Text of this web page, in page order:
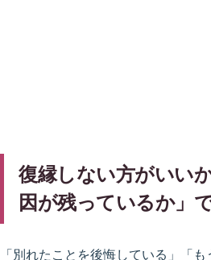
復縁しない方がいい
因が残っているか」
「別れたことを後悔している」「